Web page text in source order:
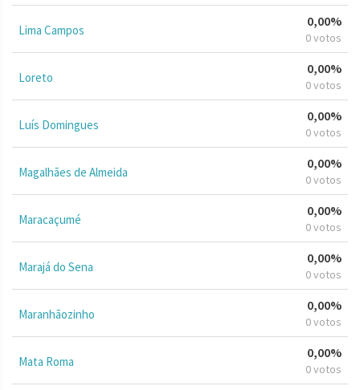
Lima Campos
0,00%
0 votos
Loreto
0,00%
0 votos
Luís Domingues
0,00%
0 votos
Magalhães de Almeida
0,00%
0 votos
Maracaçumé
0,00%
0 votos
Marajá do Sena
0,00%
0 votos
Maranhãozinho
0,00%
0 votos
Mata Roma
0,00%
0 votos